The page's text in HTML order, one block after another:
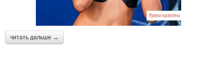
читать дальше →